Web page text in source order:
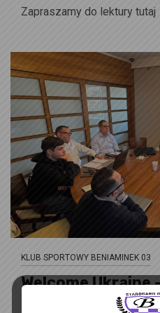
Zapraszamy do lektury tutaj
KLUB SPORTOWY BENIAMINEK 03
Welcome Ukraine
Międzynarodowe